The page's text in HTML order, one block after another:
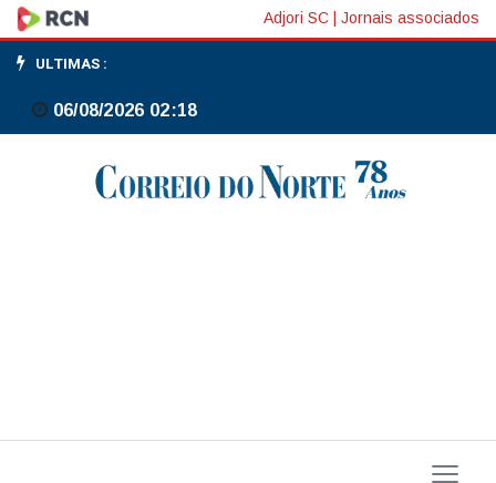
Nicole
Silveira
alcança
melhor
resultado
gelo
Adjori SC Jornais associados
ULTIMAS :
06/08/2026 02:18